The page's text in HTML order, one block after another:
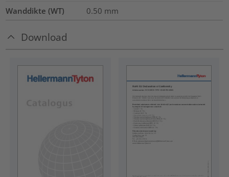
Wanddikte (WT) 0.50 mm
Download